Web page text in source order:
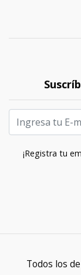
¡Registra tu
Todos los